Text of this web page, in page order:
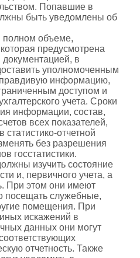
Попавшие в
быть уведомлены об
объеме,
предусмотрена
документацией, в
уполномоченным
правдивую информацию,
доступом и
учета. Сроки
информации, состав,
всех показателей,
отчетной
без разрешения
госстатистики.
изучить состояние
и, первичного учета, а
При этом они имеют
посещать служебные,
помещения. При
искажений в
данных они могут
отчетность. Также